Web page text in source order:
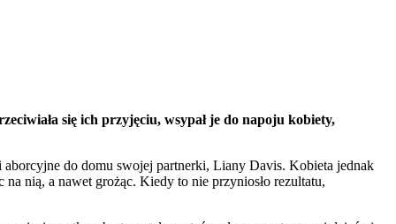
się ich przyjęciu, wsypał je do napoju kobiety,
aborcyjne do domu swojej partnerki, Liany Davis. Kobieta jednak
nią, a nawet grożąc. Kiedy to nie przyniosło rezultatu,